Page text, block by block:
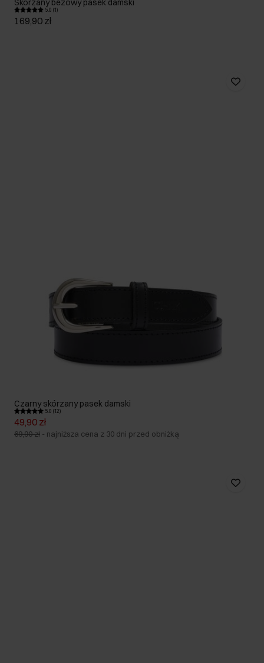
Skórzany beżowy pasek damski
5.0 (1)
169,90 zł
Czarny skórzany pasek damski
5.0 (12)
49,90 zł
69,90 zł - najniższa cena z 30 dni przed obniżką